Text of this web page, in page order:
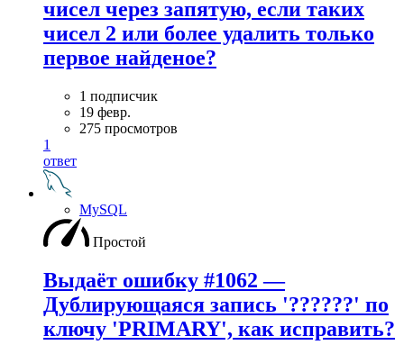
чисел через запятую, если таких
чисел 2 или более удалить только
первое найденое?
1 подписчик
19 февр.
275 просмотров
1
ответ
MySQL
Простой
Выдаёт ошибку #1062 —
Дублирующаяся запись '??????' по
ключу 'PRIMARY', как исправить?